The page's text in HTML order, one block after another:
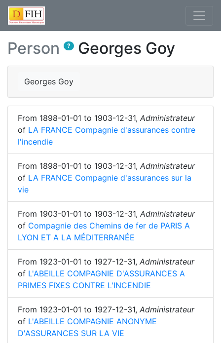
Person ? Georges Goy
Georges Goy
From 1898-01-01 to 1903-12-31, Administrateur
of LA FRANCE Compagnie d'assurances contre
l'incendie
From 1898-01-01 to 1903-12-31, Administrateur
of LA FRANCE Compagnie d'assurances sur la
vie
From 1903-01-01 to 1903-12-31, Administrateur
of Compagnie des Chemins de fer de PARIS A
LYON ET A LA MÉDITERRANÉE
From 1923-01-01 to 1927-12-31, Administrateur
of L'ABEILLE COMPAGNIE D'ASSURANCES A
PRIMES FIXES CONTRE L'INCENDIE
From 1923-01-01 to 1927-12-31, Administrateur
of L'ABEILLE COMPAGNIE ANONYME
D'ASSURANCES SUR LA VIE